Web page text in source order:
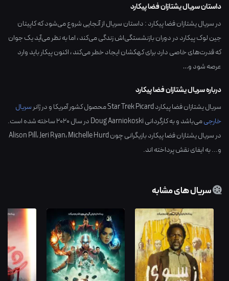
داستان سریال یشتازان فضا پیکارد
در سریال یشتازان فضا پیکارد : داستان سریال از آنجایی شروع می‌شود که کاپیتان
جین لوک پیکارد در دوران بازنشستگی‌اش زندگی می‌کند ، اما به نظر می‌آید یک جوان
که قدرت‌های خاصی دارد برای کهکشان ایجاد خطر می‌کند ، اکنون پیکار باید وارد
عرصه شود و…
درباره سریال یشتازان فضا پیکارد
سریال یشتازان فضا پیکارد Star Trek Picard محصول کشور آمریکاو در ژانرسریال
خارجیمی‌باشد و به کارگردانیDoug Aarniokoskiدر سال2020ساخته شده است.
در سریال یشتازان فضا پیکارد بازیگرانی چون
Alison Pill،Jeri Ryan،Michelle Hurd
و... به ایفای نقش پرداخته اند.
سریال های مشابه